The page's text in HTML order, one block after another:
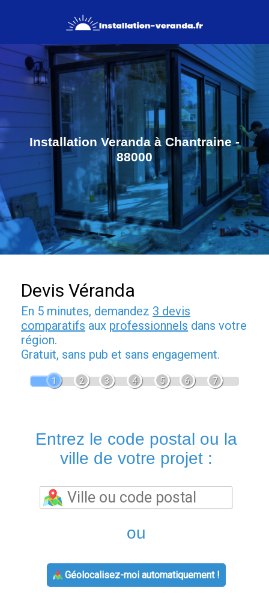
Installation Veranda à Chantraine -
88000
Devis Véranda
En 5 minutes, demandez 3 devis
comparatifs aux professionnels dans votre
région.
Gratuit, sans pub et sans engagement.
1 2 3 4 5 6 7
Entrez le code postal ou la
ville de votre projet :
ou
Géolocalisez-moi automatiquement !